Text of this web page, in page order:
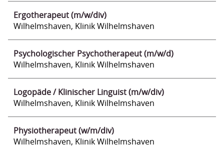
Ergotherapeut (m/w/div)
Wilhelmshaven, Klinik Wilhelmshaven
Psychologischer Psychotherapeut (m/w/d)
Wilhelmshaven, Klinik Wilhelmshaven
Logopäde / Klinischer Linguist (m/w/div)
Wilhelmshaven, Klinik Wilhelmshaven
Physiotherapeut (w/m/div)
Wilhelmshaven, Klinik Wilhelmshaven